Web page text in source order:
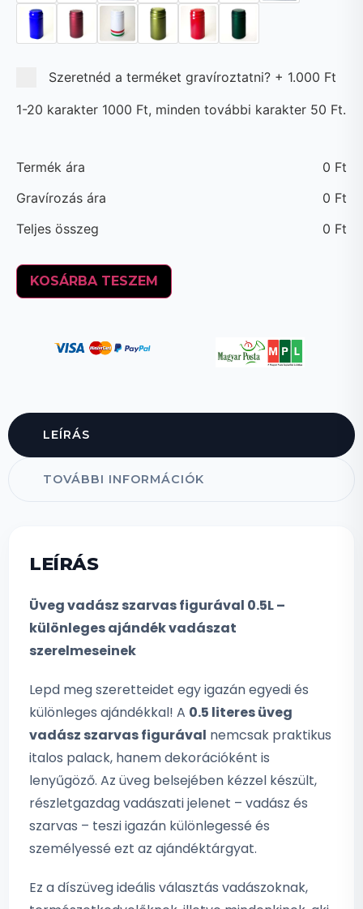
Szeretnéd a terméket gravíroztatni? + 1.000 Ft
1-20 karakter 1000 Ft, minden további karakter 50 Ft.
Termék ára 0 Ft
Gravírozás ára
0 Ft
Teljes összeg
0 Ft
KOSÁRBA TESZEM
LEÍRÁS
TOVÁBBI INFORMÁCIÓK
LEÍRÁS
Üveg vadász szarvas figurával 0.5L –
különleges ajándék vadászat
szerelmeseinek
Lepd meg szeretteidet egy igazán egyedi és
különleges ajándékkal! A 0.5 literes üveg
vadász szarvas figurával nemcsak praktikus
italos palack, hanem dekorációként is
lenyűgöző. Az üveg belsejében kézzel készült,
részletgazdag vadászati jelenet – vadász és
szarvas – teszi igazán különlegessé és
személyessé ezt az ajándéktárgyat.
Ez a díszüveg ideális választás vadászoknak,